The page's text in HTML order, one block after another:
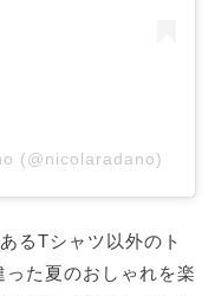
(@nicolaradano)
るTシャツ以外のト
た夏のおしゃれを楽